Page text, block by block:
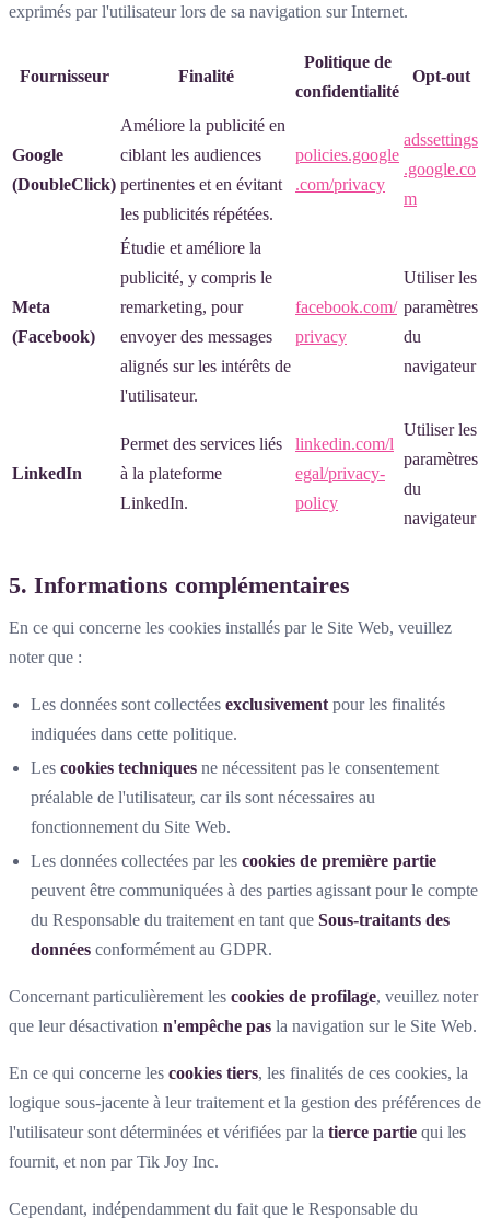
exprimés par l'utilisateur lors de sa navigation sur Internet.
Fournisseur Finalité
Politique de
confidentialité
Opt-out
Google
(DoubleClick)
Améliore la publicité en
ciblant les audiences
pertinentes et en évitant
les publicités répétées.
policies.google
.com/privacy
adssettings
.google.co
m
Meta
(Facebook)
Étudie et améliore la
publicité, y compris le
remarketing, pour
envoyer des messages
alignés sur les intérêts de
l'utilisateur.
facebook.com/
privacy
Utiliser les
paramètres
du
navigateur
LinkedIn
Permet des services liés
à la plateforme
LinkedIn.
linkedin.com/l
egal/privacy-
policy
Utiliser les
paramètres
du
navigateur
5. Informations complémentaires
En ce qui concerne les cookies installés par le Site Web, veuillez
noter que :
Les données sont collectées exclusivement pour les finalités
indiquées dans cette politique.
Les cookies techniques ne nécessitent pas le consentement
préalable de l'utilisateur, car ils sont nécessaires au
fonctionnement du Site Web.
Les données collectées par les cookies de première partie
peuvent être communiquées à des parties agissant pour le compte
du Responsable du traitement en tant que Sous-traitants des
données conformément au GDPR.
Concernant particulièrement les cookies de profilage, veuillez noter
que leur désactivation n'empêche pas la navigation sur le Site Web.
En ce qui concerne les cookies tiers, les finalités de ces cookies, la
logique sous-jacente à leur traitement et la gestion des préférences de
l'utilisateur sont déterminées et vérifiées par la tierce partie qui les
fournit, et non par Tik Joy Inc.
Cependant, indépendamment du fait que le Responsable du